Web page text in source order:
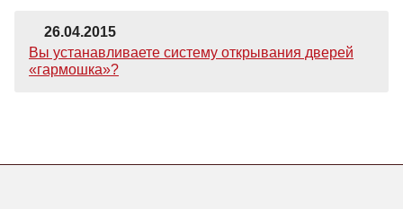
26.04.2015
Вы устанавливаете систему открывания дверей
«гармошка»?